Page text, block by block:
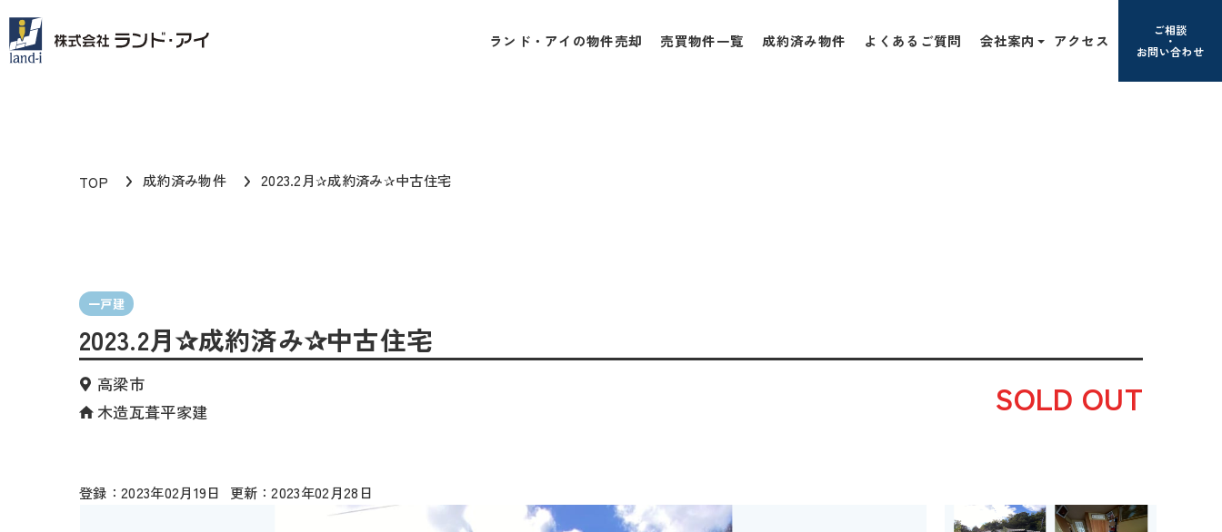
ランド・アイの物件売却 売買物件一覧 成約済み物件 よくあるご質問 会社案内 アクセス
ご相談
お問い合わせ
TOP 成約済み物件 2023.2月✰成約済み✰中古住宅
一戸建
2023.2月✰成約済み✰中古住宅
高梁市
木造瓦葺平家建
SOLD OUT
2023年02月19日 2023年02月28日